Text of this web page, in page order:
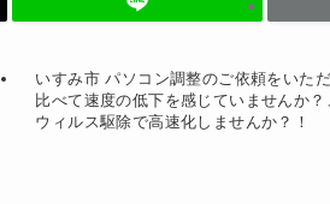
いすみ市 パソコン調整のご依頼をいた
比べて速度の低下を感じていませんか
ウィルス駆除で高速化しませんか？！